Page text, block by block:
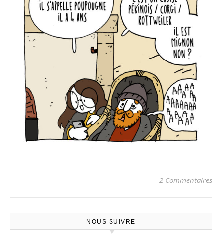
2 Commentaires
NOUS SUIVRE